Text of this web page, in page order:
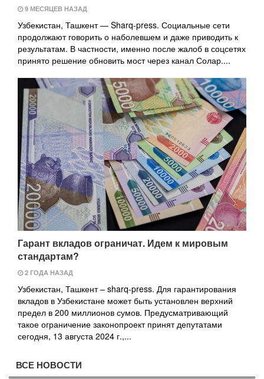
9 МЕСЯЦЕВ НАЗАД
Узбекистан, Ташкент — Sharq-press. Социальные сети
продолжают говорить о наболевшем и даже приводить к
результатам. В частности, именно после жалоб в соцсетях
принято решение обновить мост через канал Солар....
Гарант вкладов ограничат. Идем к мировым
стандартам?
2 ГОДА НАЗАД
Узбекистан, Ташкент – sharq-press. Для гарантирования
вкладов в Узбекистане может быть установлен верхний
предел в 200 миллионов сумов. Предусматривающий
такое ограничение законопроект принят депутатами
сегодня, 13 августа 2024 г.,...
ВСЕ НОВОСТИ